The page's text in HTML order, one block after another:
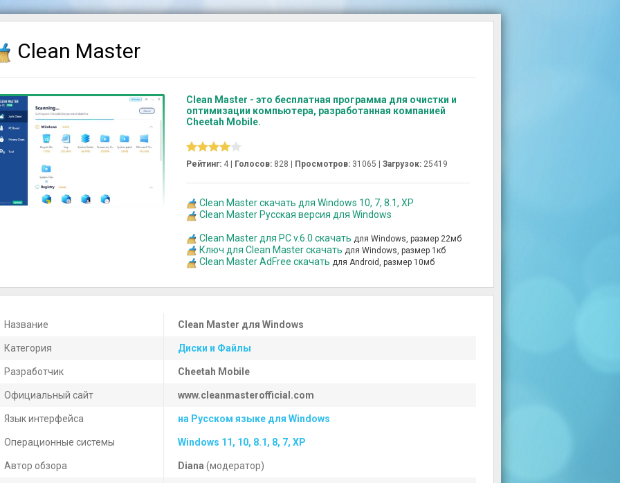
Clean Master
Clean Master - это бесплатная программа для очистки и
оптимизации компьютера, разработанная компанией
Cheetah Mobile.
Рейтинг: 4 | Голосов: 828 Просмотров: 31065 | Загрузок: 25419
Clean Master скачать для Windows 10, 7, 8.1, XP
Clean Master Русская версия для Windows
Clean Master для PC v.6.0 скачать для Windows, размер 22мб
Ключ для Clean Master скачать для Windows, размер 1кб
Clean Master AdFree скачать для Android, размер 10мб
Название Clean Master для Windows
Категория Диски и Файлы
Разработчик Cheetah Mobile
Официальный сайт www.cleanmasterofficial.com
Язык интерфейса на Русском языке для Windows
Операционные системы Windows 11, 10, 8.1, 8, 7, XP
Автор обзора Diana (модератор)